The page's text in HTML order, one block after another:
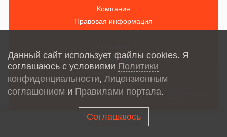
Компания
Правовая информация
Обратная связь
Карта сайта
Данный сайт использует файлы cookies. Я
соглашаюсь с условиями Политики
конфиденциальности, Лицензионным
соглашением и Правилами портала.
Соглашаюсь